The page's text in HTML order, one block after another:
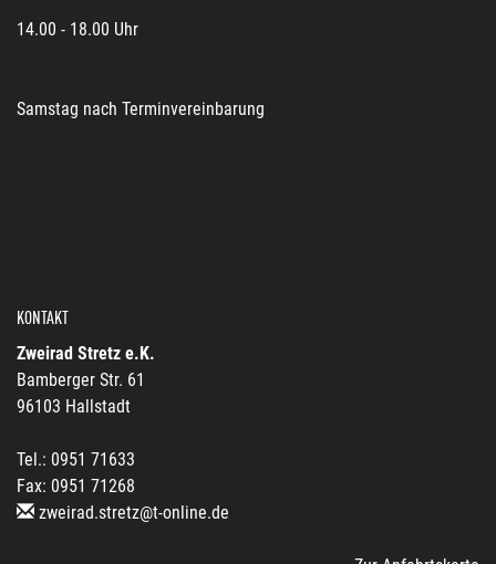
14.00 - 18.00 Uhr
Samstag nach Terminvereinbarung
KONTAKT
Zweirad Stretz e.K.
Bamberger Str. 61
96103 Hallstadt
Tel.: 0951 71633
Fax: 0951 71268
zweirad.stretz@t-online.de